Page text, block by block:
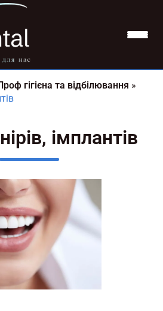
гігієна та відбілювання »
імплантів